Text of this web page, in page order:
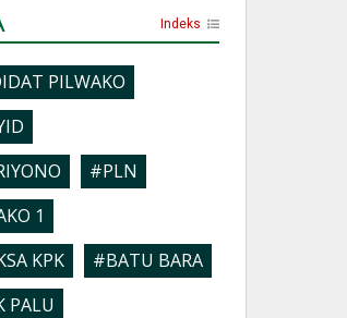
Indeks
PILWAKO
#PLN
1
KPK
#BATU BARA
PALU